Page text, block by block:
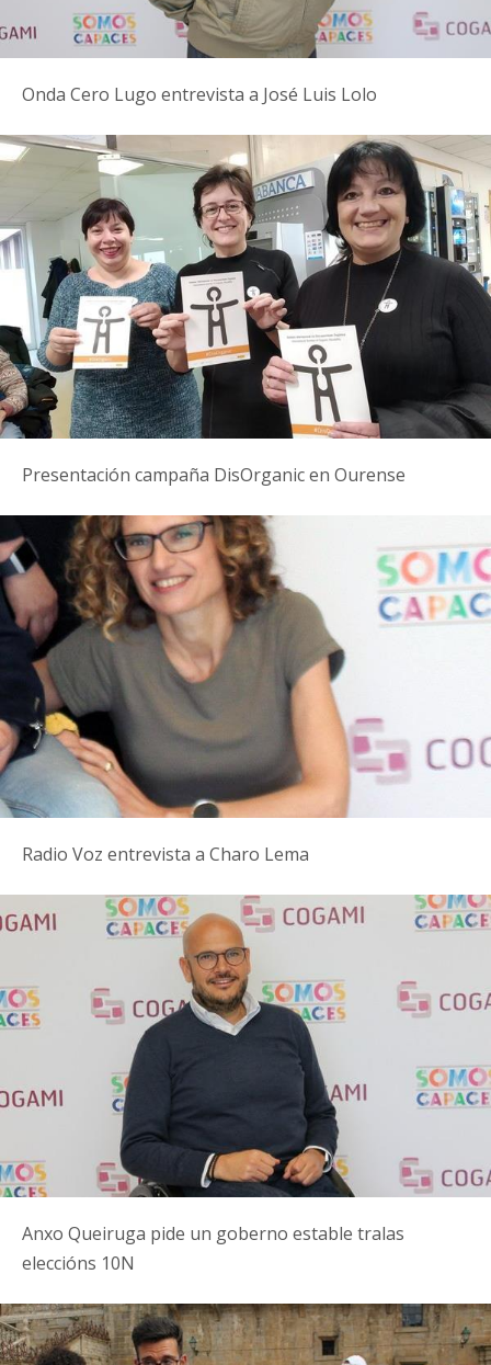
Onda Cero Lugo entrevista a José Luis Lolo
Presentación campaña DisOrganic en Ourense
Radio Voz entrevista a Charo Lema
Anxo Queiruga pide un goberno estable tralas
eleccións 10N